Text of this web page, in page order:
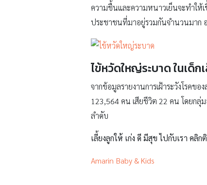
ความชื้นและความหนาวเย็นจะทำให้เ
ประชาชนที่มาอยู่รวมกันจำนวนมาก
ไข้หวัดใหญ่ระบาด ในเด็ก
จากข้อมูลรายงานการเฝ้าระวังโรค
123,564 คน เสียชีวิต 22 คน โดยกลุ่
ลำดับ
เลี้ยงลูกให้ เก่ง ดี มีสุข ไปกับเรา คลิ
Amarin Baby & Kids